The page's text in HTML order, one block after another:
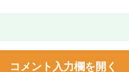
コメント入力欄を開く